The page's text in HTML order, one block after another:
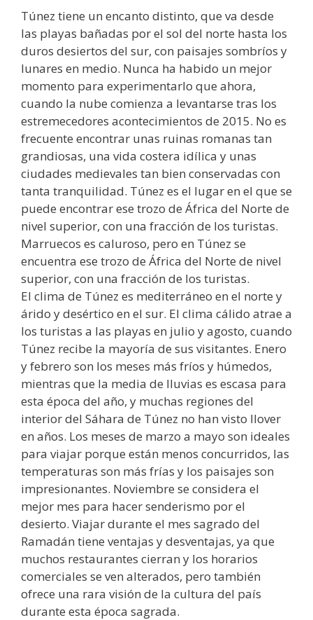
Túnez tiene un encanto distinto, que va desde
las playas bañadas por el sol del norte hasta los
duros desiertos del sur, con paisajes sombríos y
lunares en medio. Nunca ha habido un mejor
momento para experimentarlo que ahora,
cuando la nube comienza a levantarse tras los
estremecedores acontecimientos de 2015. No es
frecuente encontrar unas ruinas romanas tan
grandiosas, una vida costera idílica y unas
ciudades medievales tan bien conservadas con
tanta tranquilidad. Túnez es el lugar en el que se
puede encontrar ese trozo de África del Norte de
nivel superior, con una fracción de los turistas.
Marruecos es caluroso, pero en Túnez se
encuentra ese trozo de África del Norte de nivel
superior, con una fracción de los turistas.
El clima de Túnez es mediterráneo en el norte y
árido y desértico en el sur. El clima cálido atrae a
los turistas a las playas en julio y agosto, cuando
Túnez recibe la mayoría de sus visitantes. Enero
y febrero son los meses más fríos y húmedos,
mientras que la media de lluvias es escasa para
esta época del año, y muchas regiones del
interior del Sáhara de Túnez no han visto llover
en años. Los meses de marzo a mayo son ideales
para viajar porque están menos concurridos, las
temperaturas son más frías y los paisajes son
impresionantes. Noviembre se considera el
mejor mes para hacer senderismo por el
desierto. Viajar durante el mes sagrado del
Ramadán tiene ventajas y desventajas, ya que
muchos restaurantes cierran y los horarios
comerciales se ven alterados, pero también
ofrece una rara visión de la cultura del país
durante esta época sagrada.